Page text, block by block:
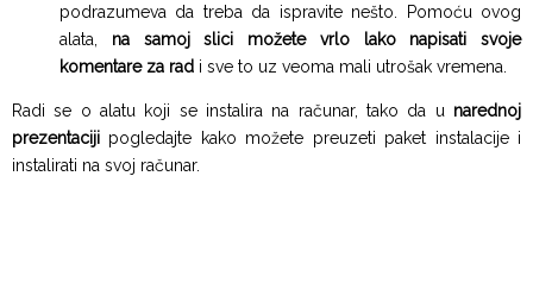
podrazumeva da treba da ispravite nešto. Pomoću ovog
alata, na samoj slici možete vrlo lako napisati svoje
komentare za rad i sve to uz veoma mali utrošak vremena.
Radi se o alatu koji se instalira na računar, tako da u narednoj
prezentaciji pogledajte kako možete preuzeti paket instalacije i
instalirati na svoj računar.